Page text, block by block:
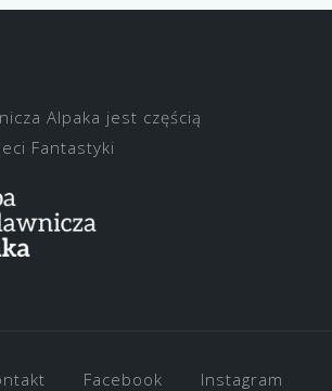
Alpaka jest częścią
Fantastyki
Facebook
Instagram